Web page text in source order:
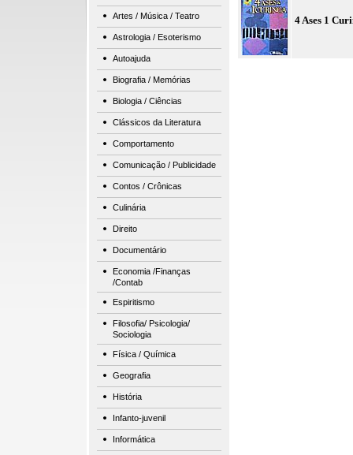
Artes / Música / Teatro
Astrologia / Esoterismo
Autoajuda
Biografia / Memórias
Biologia / Ciências
Clássicos da Literatura
Comportamento
Comunicação / Publicidade
Contos / Crônicas
Culinária
Direito
Documentário
Economia /Finanças
/Contab
Espiritismo
Filosofia/ Psicologia/
Sociologia
Física / Química
Geografia
História
Infanto-juvenil
Informática
4 Ases 1